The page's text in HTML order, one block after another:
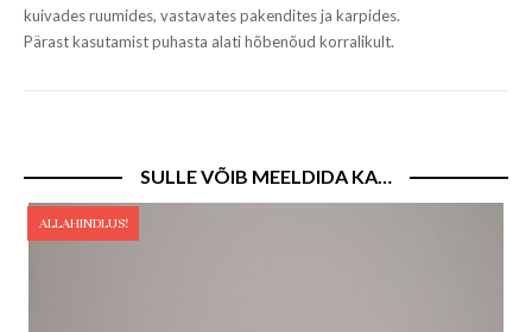
kuivades ruumides, vastavates pakendites ja karpides.
Pärast kasutamist puhasta alati hõbenõud korralikult.
SULLE VÕIB MEELDIDA KA…
ALLAHINDLUS!